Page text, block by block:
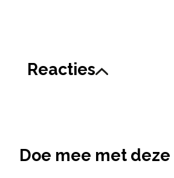
Reacties
Doe mee met